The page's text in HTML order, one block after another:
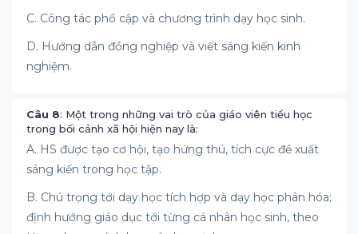
C. Công tác phổ cập và chương trình dạy học sinh.
D. Hướng dẫn đồng nghiệp và viết sáng kiến kinh
nghiệm.
Câu 8: Một trong những vai trò của giáo viên tiểu học
trong bối cảnh xã hội hiện nay là:
A. HS được tạo cơ hội, tạo hứng thú, tích cực đề xuất
sáng kiến trong học tập.
B. Chú trọng tới dạy học tích hợp và dạy học phân hóa;
định hướng giáo dục tới từng cá nhân học sinh, theo